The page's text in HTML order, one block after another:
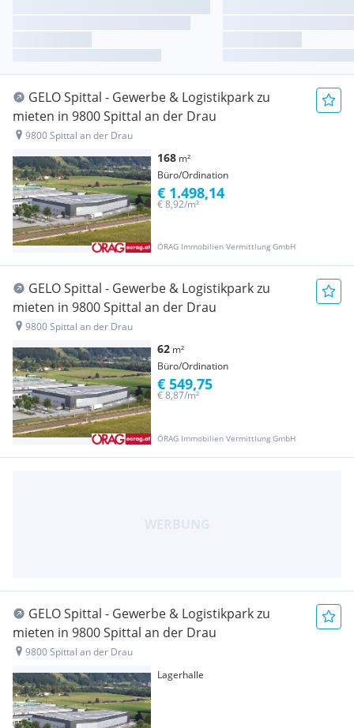
GELO Spittal - Gewerbe & Logistikpark zu
mieten in 9800 Spittal an der Drau
9800 Spittal an der Drau
168 m²
Büro/Ordination
ÖRAG Immobilien Vermittlung GmbH
€ 8,92/m²
€ 1.498,14
GELO Spittal - Gewerbe & Logistikpark zu
mieten in 9800 Spittal an der Drau
9800 Spittal an der Drau
62 m²
Büro/Ordination
ÖRAG Immobilien Vermittlung GmbH
€ 8,87/m²
€ 549,75
GELO Spittal - Gewerbe & Logistikpark zu
mieten in 9800 Spittal an der Drau
9800 Spittal an der Drau
Lagerhalle